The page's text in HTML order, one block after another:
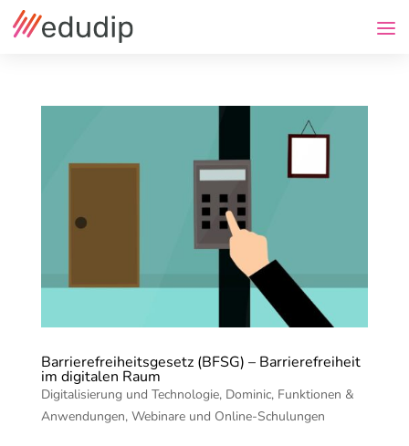
Barrierefreiheitsgesetz (BFSG) – Barrierefreiheit
im digitalen Raum
Digitalisierung und Technologie, Dominic, Funktionen &
Anwendungen, Webinare und Online-Schulungen